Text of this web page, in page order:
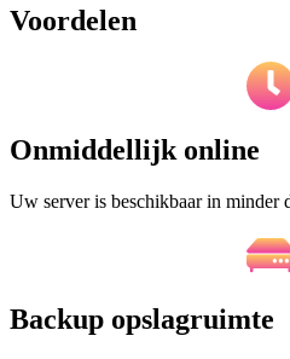
Voordelen
Onmiddellijk online
Uw server is beschikbaar in minder
Backup opslagruimte